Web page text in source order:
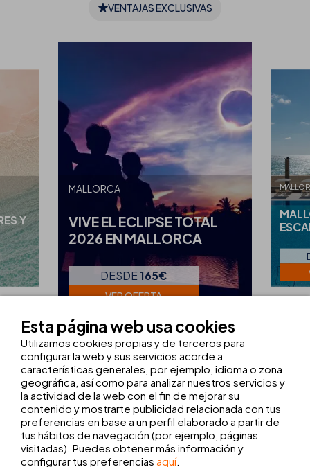
VENTAJAS EXCLUSIVAS
Y
MALLORCA
VIVE EL ECLIPSE TOTAL
2026 EN MALLORCA
DESDE 165€
VER OFERTA
VER TODAS LAS OFERTAS
LASINSTALACIONES Y SERVICIOS
Esta página web usa cookies
Utilizamos cookies propias y de terceros para
configurar la web y sus servicios acorde a
características generales, por ejemplo, idioma o zona
geográfica, así como para analizar nuestros servicios y
la actividad de la web con el fin de mejorar su
contenido y mostrarte publicidad relacionada con tus
preferencias en base a un perfil elaborado a partir de
tus hábitos de navegación (por ejemplo, páginas
visitadas). Puedes obtener más información y
configurar tus preferencias aquí.